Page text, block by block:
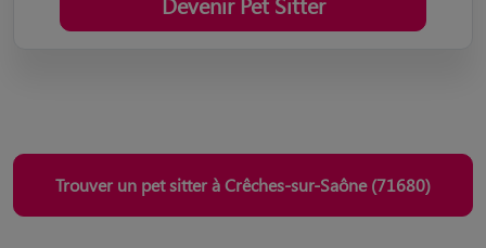
Trouver un pet sitter à Crêches-sur-Saône (71680)